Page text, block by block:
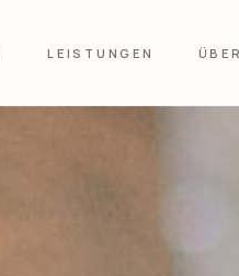
LEISTUNGEN